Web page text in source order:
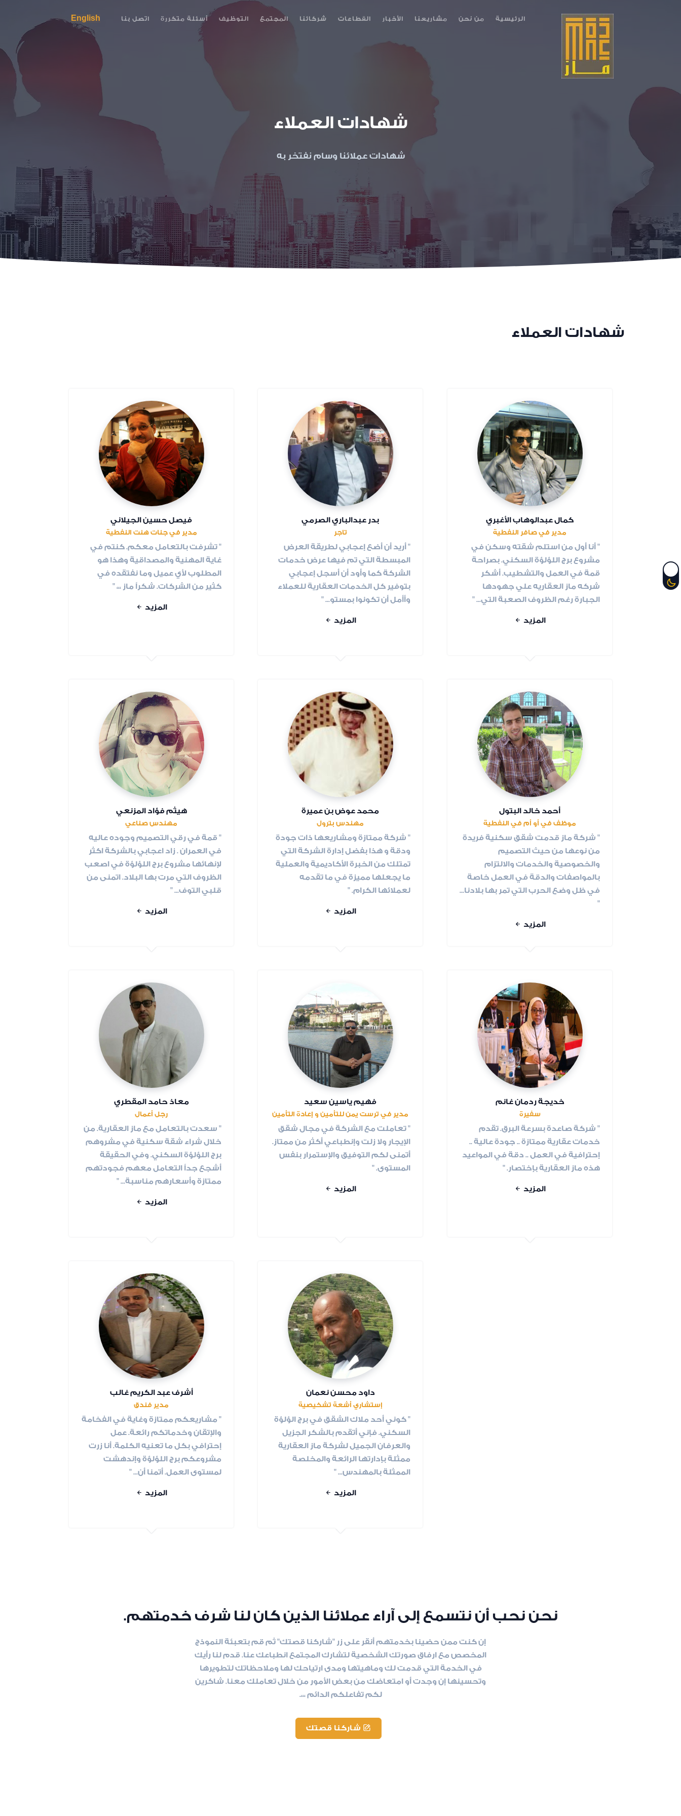
English الرئيسية من نحن مشاريعنا الأخبار القطاعات شركائنا المجتمع التوظيف أسئلة متكررة اتصل بنا
شهادات العملاء
شهادات عملائنا وسام نفتخر به
شهادات العملاء
فيصل حسين الجيلاني
مدير في جنات هنت النفطية
" تشرفت بالتعامل معكم. كنتم في
غاية المهنية والمصداقية وهذا هو
المطلوب لأي عميل وما نفتقده في
كثير من الشركات. شكراً ماز ،،، "
المزيد
بدر عبدالباري الصرمي
تاجر
" أريد أن أضع إعجابي لطريقة العرض
المبسطة التي تم فيها عرض خدمات
الشركة كما وأود أن أسجل إعجابي
بتوفير كل الخدمات العقارية للعملاء
وأأمل أن تكونوا بمستو... "
المزيد
كمال عبدالوهاب الأغبري
مدير في صافر النفطية
" أنا أول من استلم شقته وسكن في
مشروع برج اللؤلؤة السكني. بصراحة
قمة في العمل والتشطيب. أشكر
شركه ماز العقاريه علي جهودها
الجبارة رغم الظروف الصعبة التي... "
المزيد
هيثم فؤاد المزنعي
مهندس صناعي
" قمة في رقي التصميم وجوده عاليه
في العمران . زاد اعجابي بالشركة اكثر
لإنهائها مشروع برج اللؤلؤة في اصعب
الظروف التي مرت بها البلاد. اتمنى من
قلبي التوف... "
المزيد
محمد عوض بن عميرة
مهندس بترول
" شركة ممتازة ومشاريعها ذات جودة
ودقة و هذا بفضل إدارة الشركة التي
تمتلك من الخبرة الأكاديمية والعملية
ما يجعلها مميزة في ما تقدمه
لعملائها الكرام. "
المزيد
أحمد خالد البتول
موظف في أو أم في النفطية
" شركة ماز قدمت شقق سكنية فريدة
من نوعها من حيث التصميم
والخصوصية والخدمات والالتزام
بالمواصفات والدقة في العمل خاصة
في ظل وضع الحرب التي تمر بها بلادنا...
"
المزيد
معاذ حامد المقطري
رجل أعمال
" سعدت بالتعامل مع ماز العقارية. من
خلال شراء شقة سكنية في مشروهم
برج اللؤلؤة السكني. وفي الحقيقة
أشجع جداً التعامل معهم فجودتهم
ممتازة وأسعارهم مناسبة... "
المزيد
فهيم ياسين سعيد
مدير في ترست يمن للتأمين و إعادة التأمين
" تعاملت مع الشركة في مجال شقق
الإيجار ولا زلت وإنطباعي أكثر من ممتاز.
أتمنى لكم التوفيق والإستمرار بنفس
المستوى. "
المزيد
خديجة ردمان غانم
سفيرة
" شركة صاعدة بسرعة البرق. تقدم
خدمات عقارية ممتازة .. جودة عالية ..
إحترافية في العمل .. دقة في المواعيد
هذه ماز العقارية بإختصار. "
المزيد
أشرف عبد الكريم غالب
مدير فندق
" مشاريعكم ممتازة وغاية في الفخامة
والإتقان وخدماتكم رائعة. عمل
إحترافي بكل ما تعنيه الكلمة. أنا زرت
مشروعكم برج اللؤلؤة وإندهشت
لمستوى العمل. أتمنا أن... "
المزيد
داود محسن نعمان
إستشاري أشعة تشخيصية
" كوني أحد ملاك الشقق في برج الؤلؤة
السكني. فإني أتقدم بالشكر الجزيل
والعرفان الجميل لشركة ماز العقارية
ممثلة بإدارتها الرائعة والمخلصة
الممثلة بالمهندس... "
المزيد
نحن نحب أن نتسمع إلى آراء عملائنا الذين كان لنا شرف خدمتهم.
إن كنت ممن حضينا بخدمتهم أنقر على زر "شاركنا قصتك" ثم قم بتعبئة النموذج
المخصص مع ارفاق صورتك الشخصية لتشارك المجتمع انطباعك عنا. قدم لنا رأيك
في الخدمة التي قدمت لك وماهيتها ومدى ارتياحك لها وملاحظاتك لتطويرها
وتحسينها إن وجدت أو امتعاضك من بعض الأمور من خلال تعاملك معنا. شاكرين
لكم تفاعلكم الدائم ،،،.
شاركنا قصتك